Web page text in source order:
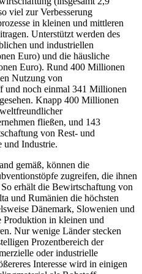
viel zur Verbesserung
in kleinen und mittleren
Unterstützt werden des
und industriellen
Euro) und die häusliche
Euro). Rund 400 Millionen
Nutzung von
und noch einmal 341 Millionen
Knapp 400 Millionen
fließen, und 143
von Rest- und
und Industrie.
gemäß, können die
zugreifen, die ihnen
erhält die Bewirtschaftung von
und Rumänien die höchsten
Dänemark, Slowenien und
Produktion in kleinen und
Nur wenige Länder stecken
Prozentbereich der
oder industrielle
Interesse wird in einigen